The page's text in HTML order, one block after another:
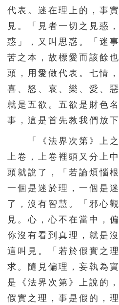
代表。迷在理上的，事
見。「見者一切之見惑
惑」，又叫思惑。「迷
苦之本，故標愛而該餘
頭，用愛做代表。七情
喜、怒、哀、樂、愛、
就是五欲。五欲是財色
事，這是首先教我們放下
「《法界次第》上之
上卷，上卷裡頭又分上
頭就說了，「若論煩惱
一個是迷於理，一個是
了，沒有智慧。「邪心
見。心，心不在當中，
你沒有看到真理，就是
這叫見。「若於假實之
求。隨見偏理，妄執為
是《法界次第》上說的
假實之理，事是假的，